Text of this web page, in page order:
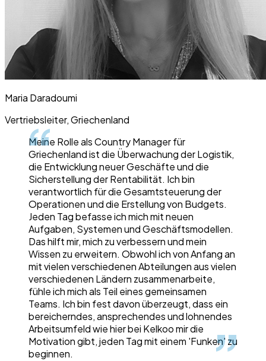
Maria Daradoumi
Vertriebsleiter, Griechenland
Meine Rolle als Country Manager für
Griechenland ist die Überwachung der Logistik,
die Entwicklung neuer Geschäfte und die
Sicherstellung der Rentabilität. Ich bin
verantwortlich für die Gesamtsteuerung der
Operationen und die Erstellung von Budgets.
Jeden Tag befasse ich mich mit neuen
Aufgaben, Systemen und Geschäftsmodellen.
Das hilft mir, mich zu verbessern und mein
Wissen zu erweitern. Obwohl ich von Anfang an
mit vielen verschiedenen Abteilungen aus vielen
verschiedenen Ländern zusammenarbeite,
fühle ich mich als Teil eines gemeinsamen
Teams. Ich bin fest davon überzeugt, dass ein
bereicherndes, ansprechendes und lohnendes
Arbeitsumfeld wie hier bei Kelkoo mir die
Motivation gibt, jeden Tag mit einem 'Funken' zu
beginnen.